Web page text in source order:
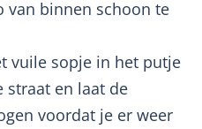
van binnen schoon te
vuile sopje in het putje
straat en laat de
voordat je er weer